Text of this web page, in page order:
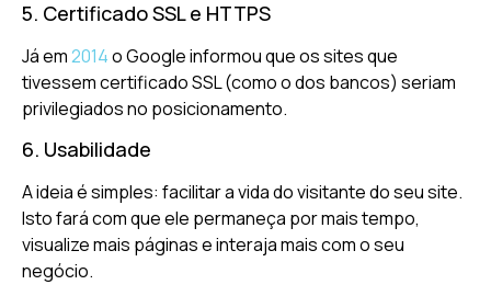
5. Certificado SSL e HTTPS
Já em2014o Google informou que os sites que
tivessem certificado SSL (como o dos bancos) seriam
privilegiados no posicionamento.
6. Usabilidade
A ideia é simples: facilitar a vida do visitante do seu site.
Isto fará com que ele permaneça por mais tempo,
visualize mais páginas e interaja mais com o seu
negócio.